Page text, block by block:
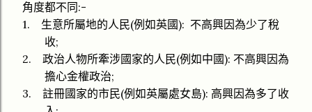
角度都不同 :-
1.
生意所屬地的人民(例如英國): 不高興因為少了稅
收;
2.
政治人物所牽涉國家的人民(例如中國): 不高興因為
擔心金權政治;
3.
註冊國家的市民(例如英屬處女島): 高興因為多了收